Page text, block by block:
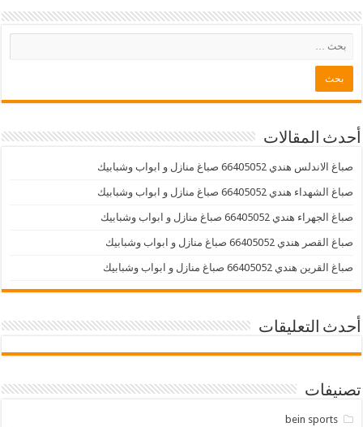
أحدث المقالات
صباغ الاندلس هندي 66405052 صباغ منازل و ابواب وشبابيك
صباغ الشهداء هندي 66405052 صباغ منازل و ابواب وشبابيك
صباغ الجهراء هندي 66405052 صباغ منازل و ابواب وشبابيك
صباغ القصر هندي 66405052 صباغ منازل و ابواب وشبابيك
صباغ القرين هندي 66405052 صباغ منازل و ابواب وشبابيك
أحدث التعليقات
تصنيفات
bein sports